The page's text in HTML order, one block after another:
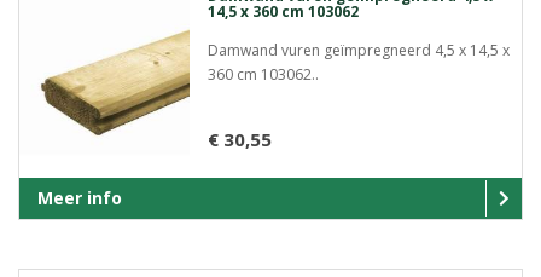
14,5 x 360 cm 103062
Damwand vuren geïmpregneerd 4,5 x 14,5 x
360 cm 103062..
€ 30,55
Meer info